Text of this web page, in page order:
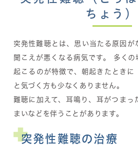
ちょう）
突発性難聴とは、思い当たる原因が
聞こえが悪くなる病気です。 多くの
起こるのが特徴で、朝起きたときに
と気づく方も少なくありません。
難聴に加えて、耳鳴り、耳がつまっ
まいなどを伴うことがあります。
突発性難聴の治療